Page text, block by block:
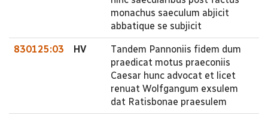
monachus saeculum abjicit
abbatique se subjicit
830125:03 HV
Tandem Pannoniis fidem dum
praedicat motus praeconiis
Caesar hunc advocat et licet
renuat Wolfgangum exsulem
dat Ratisbonae praesulem